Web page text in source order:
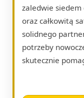
zaledwie siedem
oraz całkowitą
solidnego
potrzeby
skutecznie